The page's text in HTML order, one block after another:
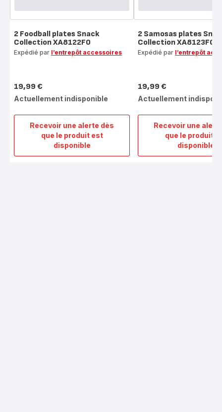
Recevoir une alerte dès
que le produit est
disponible
2
Foodball
2 Foodball plates Snack
Collection XA8122F0
Expédié par l’entrepôt accessoires
Prix
19,99 €
Actuellement indisponible
Recevoir une
que le produit
disponible
2
2 Samosas plates
Collection XA8123F0
Expédié par l’entrepôt
Prix
19,99 €
Actuellement